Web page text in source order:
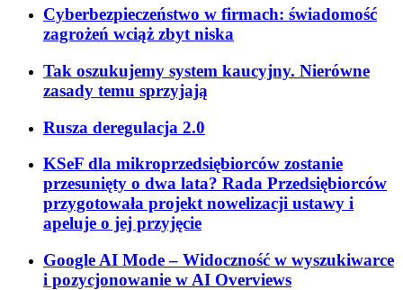
Cyberbezpieczeństwo w firmach: świadomość
zagrożeń wciąż zbyt niska
Tak oszukujemy system kaucyjny. Nierówne
zasady temu sprzyjają
Rusza deregulacja 2.0
KSeF dla mikroprzedsiębiorców zostanie
przesunięty o dwa lata? Rada Przedsiębiorców
przygotowała projekt nowelizacji ustawy i
apeluje o jej przyjęcie
Google AI Mode – Widoczność w wyszukiwarce
i pozycjonowanie w AI Overviews